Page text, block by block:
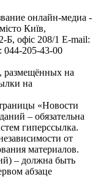
онлайн-медиа -
Київ,
офіс 208/1 E-mail:
044-205-43-00
размещённых на
на
«Новости
– обязательна
гиперссылка.
от
материалов.
– должна быть
абзаце